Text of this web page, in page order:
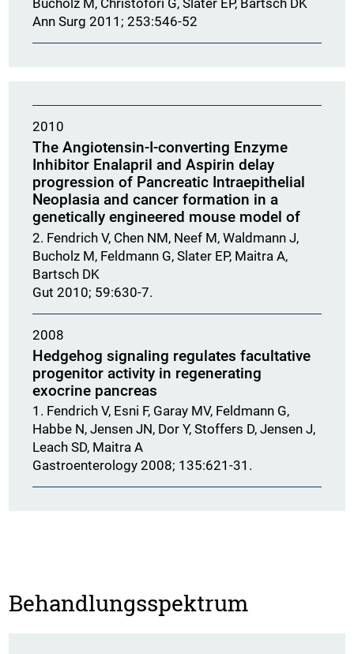
Ann Surg 2011; 253:546-52
2010
The Angiotensin-I-converting Enzyme
Inhibitor Enalapril and Aspirin delay
progression of Pancreatic Intraepithelial
Neoplasia and cancer formation in a
genetically engineered mouse model of
2. Fendrich V, Chen NM, Neef M, Waldmann J,
Bucholz M, Feldmann G, Slater EP, Maitra A,
Bartsch DK
Gut 2010; 59:630-7.
2008
Hedgehog signaling regulates facultative
progenitor activity in regenerating
exocrine pancreas
1. Fendrich V, Esni F, Garay MV, Feldmann G,
Habbe N, Jensen JN, Dor Y, Stoffers D, Jensen J,
Leach SD, Maitra A
Gastroenterology 2008; 135:621-31.
Behandlungsspektrum